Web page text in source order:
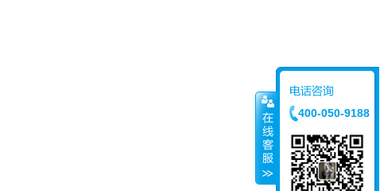
400-050-9188